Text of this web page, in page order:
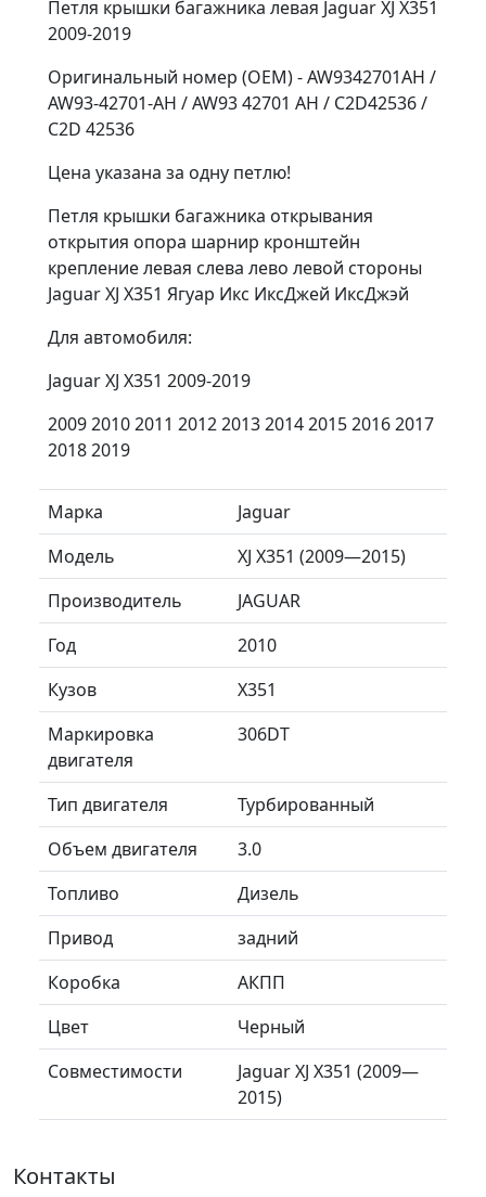
Петля крышки багажника левая Jaguar XJ X351
2009-2019
Оригинальный номер (OEM) - AW9342701AH /
AW93-42701-AH / AW93 42701 AH / C2D42536 /
C2D 42536
Цена указана за одну петлю!
Петля крышки багажника открывания
открытия опора шарнир кронштейн
крепление левая слева лево левой стороны
Jaguar XJ X351 Ягуар Икс ИксДжей ИксДжэй
Для автомобиля:
Jaguar XJ X351 2009-2019
2009 2010 2011 2012 2013 2014 2015 2016 2017
2018 2019
Марка
Jaguar
Модель
XJ X351 (2009—2015)
Производитель
JAGUAR
Год
2010
Кузов
X351
Маркировка
двигателя
306DT
Тип двигателя
Турбированный
Объем двигателя
3.0
Топливо
Дизель
Привод
задний
Коробка
АКПП
Цвет
Черный
Совместимости
Jaguar XJ X351 (2009—
2015)
Контакты